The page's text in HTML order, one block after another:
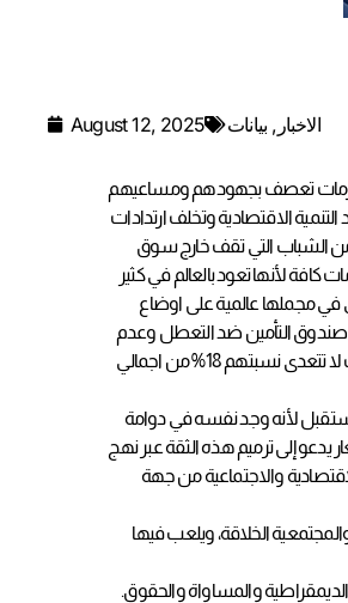
August 12, 2025 الاخبار , بيانات
وازمات تعصف بجهودهم ومساعيهم
الاقتصادية وتخلف ارتدادات
من الشباب التي تقف خارج سوق
لأنها تعود بالعالم في كثير
في مجملها عالمية على اوضاع
صندوق التأمين ضد التعطل وعدم
نجاعة المبادرات التي تطلقها هيئة صندوق العمل” تمكين” للحصول على وظائف مستدامة، ويتضح ذلك من اختلال ميزان الوظائف بين المواطنين البحرينيين وغيرهم من غير المواطنين حيث لا تتعدى نسبتهم 18% من اجمالي
لأنه وجد نفسه في دوامة
يدعو إلى ترميم هذه الثقة عبر نهج
والاجتماعية من جهة
الخلاقة، ويلعب فيها
والمساواة والحقوق.